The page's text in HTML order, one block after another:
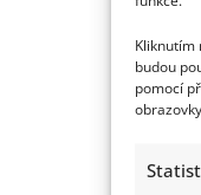
Kliknutím
budou
pomocí